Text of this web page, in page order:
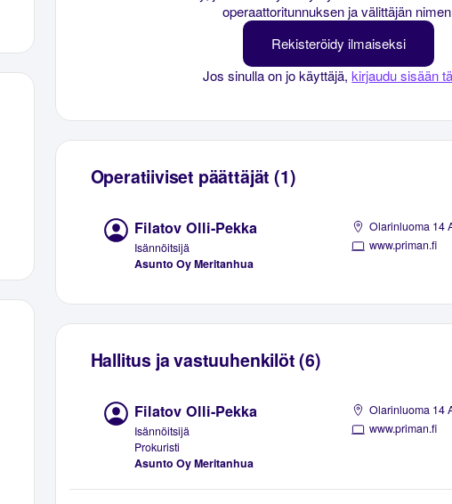
operaattoritunnuksen ja välittäjän
Rekisteröidy ilmaiseksi
Jos sinulla on jo käyttäjä,kirjaudu sisään
Operatiiviset päättäjät (1)
Filatov Olli-Pekka
Isännöitsijä
Asunto Oy Meritanhua
Olarinluoma 14
www.priman.fi
Hallitus ja vastuuhenkilöt (6)
Filatov Olli-Pekka
Isännöitsijä
Prokuristi
Asunto Oy Meritanhua
Olarinluoma 14
www.priman.fi